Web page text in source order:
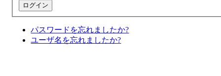
パスワードを忘れましたか?
ユーザ名を忘れましたか?